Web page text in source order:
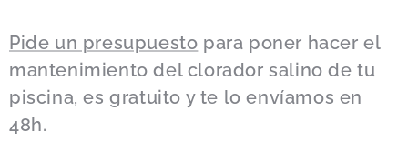
Pide un presupuesto para poner hacer el
mantenimiento del clorador salino de tu
piscina, es gratuito y te lo envíamos en
48h.